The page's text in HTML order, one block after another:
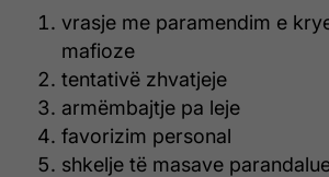
vrasje me paramendim e
mafioze
tentativë zhvatjeje
armëmbajtje pa leje
favorizim personal
shkelje të masave